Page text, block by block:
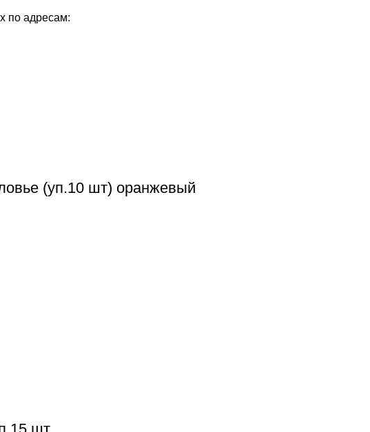
по адресам:
(уп.10 шт) оранжевый